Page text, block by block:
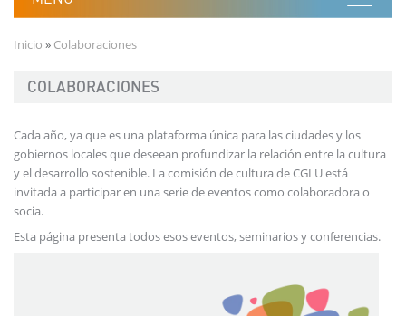
Ruta de navegación
Inicio Colaboraciones
COLABORACIONES
Cada año, ya que es una plataforma única para las ciudades y los
gobiernos locales que deseean profundizar la relación entre la cultura
y el desarrollo sostenible. La comisión de cultura de CGLU está
invitada a participar en una serie de eventos como colaboradora o
socia.
Esta página presenta todos esos eventos, seminarios y conferencias.